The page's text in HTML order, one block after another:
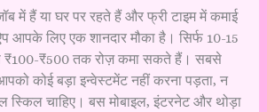
में हैं या घर पर रहते हैं और फ्री टाइम में कमाई
आपके लिए एक शानदार मौका है। सिर्फ 10-15
₹500 तक रोज़ कमा सकते हैं। सबसे
कोई बड़ा इन्वेस्टमेंट नहीं करना पड़ता, न
स्किल चाहिए। बस मोबाइल, इंटरनेट और थोड़ा